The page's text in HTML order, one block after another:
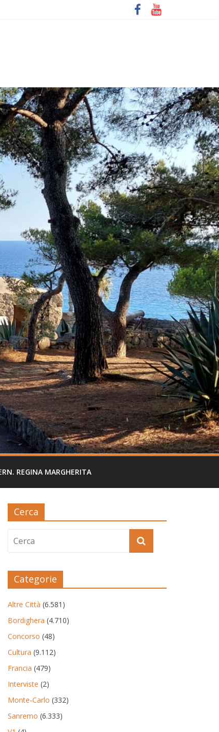
REGINA MARGHERITA
Cerca
Categorie
Altre Città (6.581)
Bordighera (4.710)
Concorso (48)
Cultura (9.112)
Francia (479)
Interviste (2)
Monte-Carlo (332)
Sanremo (6.333)